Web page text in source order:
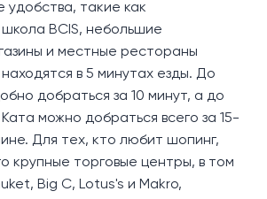
удобства, такие как
BCIS, небольшие
и местные рестораны
в 5 минутах езды. До
добраться за 10 минут, а до
можно добраться всего за 15-
Для тех, кто любит шопинг,
крупные торговые центры, в том
Big C, Lotus's и Makro,